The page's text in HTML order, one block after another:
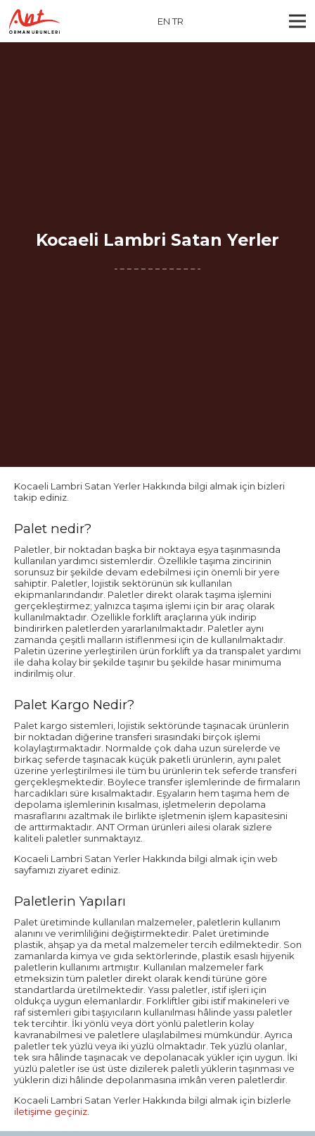
EN TR
Kocaeli Lambri Satan Yerler
Kocaeli Lambri Satan Yerler Hakkında bilgi almak için bizleri
takip ediniz.
Palet nedir?
Paletler, bir noktadan başka bir noktaya eşya taşınmasında
kullanılan yardımcı sistemlerdir. Özellikle taşıma zincirinin
sorunsuz bir şekilde devam edebilmesi için önemli bir yere
sahiptir. Paletler, lojistik sektörünün sık kullanılan
ekipmanlarındandır. Paletler direkt olarak taşıma işlemini
gerçekleştirmez; yalnızca taşıma işlemi için bir araç olarak
kullanılmaktadır. Özellikle forklift araçlarına yük indirip
bindirirken paletlerden yararlanılmaktadır. Paletler aynı
zamanda çeşitli malların istiflenmesi için de kullanılmaktadır.
Paletin üzerine yerleştirilen ürün forklift ya da transpalet yardımı
ile daha kolay bir şekilde taşınır bu şekilde hasar minimuma
indirilmiş olur.
Palet Kargo Nedir?
Palet kargo sistemleri, lojistik sektöründe taşınacak ürünlerin
bir noktadan diğerine transferi sırasındaki birçok işlemi
kolaylaştırmaktadır. Normalde çok daha uzun sürelerde ve
birkaç seferde taşınacak küçük paketli ürünlerin, aynı palet
üzerine yerleştirilmesi ile tüm bu ürünlerin tek seferde transferi
gerçekleşmektedir. Böylece transfer işlemlerinde de firmaların
harcadıkları süre kısalmaktadır. Eşyaların hem taşıma hem de
depolama işlemlerinin kısalması, işletmelerin depolama
masraflarını azaltmak ile birlikte işletmenin işlem kapasitesini
de arttırmaktadır. ANT Orman ürünleri ailesi olarak sizlere
kaliteli paletler sunmaktayız.
Kocaeli Lambri Satan Yerler Hakkında bilgi almak için web
sayfamızı ziyaret ediniz.
Paletlerin Yapıları
Palet üretiminde kullanılan malzemeler, paletlerin kullanım
alanını ve verimliliğini değiştirmektedir. Palet üretiminde
plastik, ahşap ya da metal malzemeler tercih edilmektedir. Son
zamanlarda kimya ve gıda sektörlerinde, plastik esaslı hijyenik
paletlerin kullanımı artmıştır. Kullanılan malzemeler fark
etmeksizin tüm paletler direkt olarak kendi türüne göre
standartlarda üretilmektedir. Yassı paletler, istif işleri için
oldukça uygun elemanlardır. Forkliftler gibi istif makineleri ve
raf sistemleri gibi taşıyıcıların kullanılması hâlinde yassı paletler
tek tercihtir. İki yönlü veya dört yönlü paletlerin kolay
kavranabilmesi ve paletlere ulaşılabilmesi mümkündür. Ayrıca
paletler tek yüzlü veya iki yüzlü olmaktadır. Tek yüzlü olanlar,
tek sıra hâlinde taşınacak ve depolanacak yükler için uygun. İki
yüzlü paletler ise üst üste dizilerek paletli yüklerin taşınması ve
yüklerin dizi hâlinde depolanmasına imkân veren paletlerdir.
Kocaeli Lambri Satan Yerler Hakkında bilgi almak için bizlerle
iletişime geçiniz.